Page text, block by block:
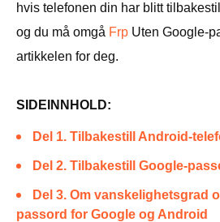
hvis telefonen din har blitt
og du må omgå Frp Uten Google-
artikkelen for deg.
SIDEINNHOLD:
Del 1. Tilbakestill Android-
Del 2. Tilbakestill Google-
Del 3. Om vanskelighetsgrad
passord for Google og Android